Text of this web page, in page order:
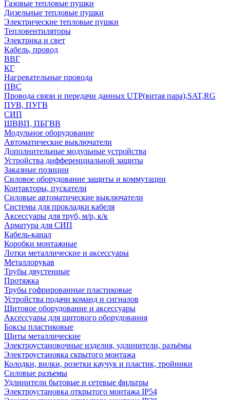
Газовые тепловые пушки
Дизельные тепловые пушки
Электрические тепловые пушки
Тепловентиляторы
Электрика и свет
Кабель, провод
ВВГ
КГ
Нагревательные провода
ПВС
Провода связи и передачи данных UTP(витая пара),SAT,RG
ПУВ, ПУГВ
СИП
ШВВП, ПБГВВ
Модульное оборудование
Автоматические выключатели
Дополнительные модульные устройства
Устройства дифференциальной защиты
Заказные позиции
Силовое оборудование защиты и коммутации
Контакторы, пускатели
Силовые автоматические выключатели
Системы для прокладки кабеля
Аксессуары для труб, м/р, к/к
Арматура для СИП
Кабель-канал
Коробки монтажные
Лотки металлические и аксессуары
Металлорукав
Трубы двустенные
Протяжка
Трубы гофрированные пластиковые
Устройства подачи команд и сигналов
Щитовое оборудование и аксессуары
Аксессуары для щитового оборудования
Боксы пластиковые
Щиты металлические
Электроустановочные изделия, удлинители, разъёмы
Электроустановка скрытого монтажа
Колодки, вилки, розетки каучук и пластик, тройники
Силовые разъемы
Удлинители бытовые и сетевые фильтры
Электроустановка открытого монтажа IP54